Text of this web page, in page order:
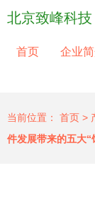
北京致峰科技
首页 企业
当前位置： 首页 >
件发展带来的五大“